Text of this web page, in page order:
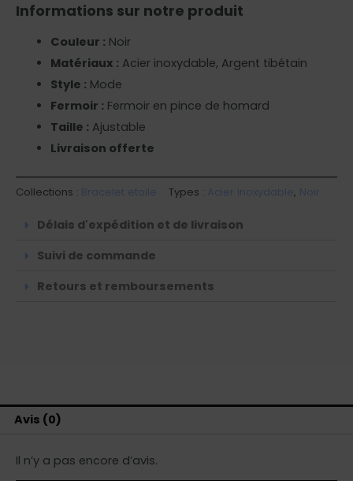
Informations sur notre produit
Couleur : Noir
Matériaux : Acier inoxydable, Argent tibétain
Style : Mode
Fermoir : Fermoir en pince de homard
Taille : Ajustable
Livraison offerte
Collections : Bracelet etoile Types : Acier inoxydable, Noir
Délais d'expédition et de livraison
Suivi de commande
Retours et remboursements
Avis (0)
Il n’y a pas encore d’avis.